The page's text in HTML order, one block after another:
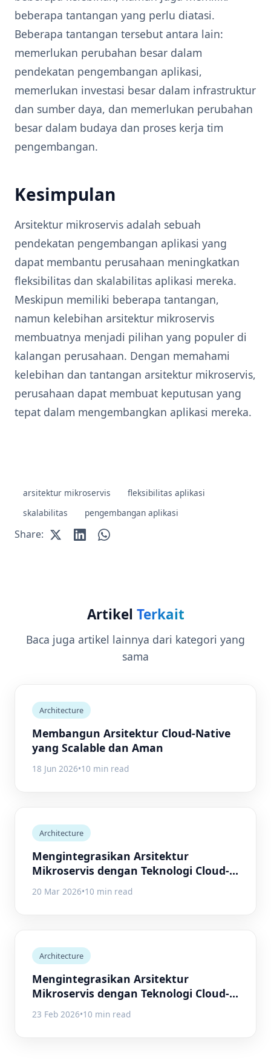
beberapa tantangan yang perlu diatasi.
Beberapa tantangan tersebut antara lain:
memerlukan perubahan besar dalam
pendekatan pengembangan aplikasi,
memerlukan investasi besar dalam infrastruktur
dan sumber daya, dan memerlukan perubahan
besar dalam budaya dan proses kerja tim
pengembangan.
Kesimpulan
Arsitektur mikroservis adalah sebuah
pendekatan pengembangan aplikasi yang
dapat membantu perusahaan meningkatkan
fleksibilitas dan skalabilitas aplikasi mereka.
Meskipun memiliki beberapa tantangan,
namun kelebihan arsitektur mikroservis
membuatnya menjadi pilihan yang populer di
kalangan perusahaan. Dengan memahami
kelebihan dan tantangan arsitektur mikroservis,
perusahaan dapat membuat keputusan yang
tepat dalam mengembangkan aplikasi mereka.
arsitektur mikroservis
fleksibilitas aplikasi
skalabilitas
pengembangan aplikasi
Share:
Artikel Terkait
Baca juga artikel lainnya dari kategori yang
sama
Architecture
Membangun Arsitektur Cloud-Native
yang Scalable dan Aman
18 Jun 2026•10 min read
Architecture
Mengintegrasikan Arsitektur
Mikroservis dengan Teknologi Cloud-
Native
20 Mar 2026•10 min read
Architecture
Mengintegrasikan Arsitektur
Mikroservis dengan Teknologi Cloud-
Native untuk Meningkatkan
Fleksibilitas
23 Feb 2026•10 min read